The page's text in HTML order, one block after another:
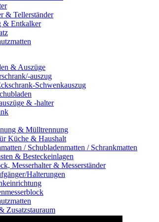
& Tellerständer
& Entkalker
& Auszüge
auszug
Schwenkauszug
& -halter
& Mülltrennung
Küche & Haushalt
/ Schubladenmatten / Schrankmatten
& Besteckeinlagen
Messerhalter & Messerständer
Halterungen
Zusatzstauraum